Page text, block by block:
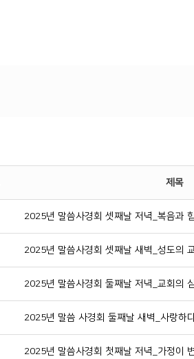
제목
2025년 말씀사경회 셋째날 저녁_복음과
2025년 말씀사경회 셋째날 새벽_성도의
2025년 말씀사경회 둘째날 저녁_교회의
2025년 말씀 사경회 둘째날 새벽_사랑하
2025년 말씀사경회 첫째날 저녁_가정이